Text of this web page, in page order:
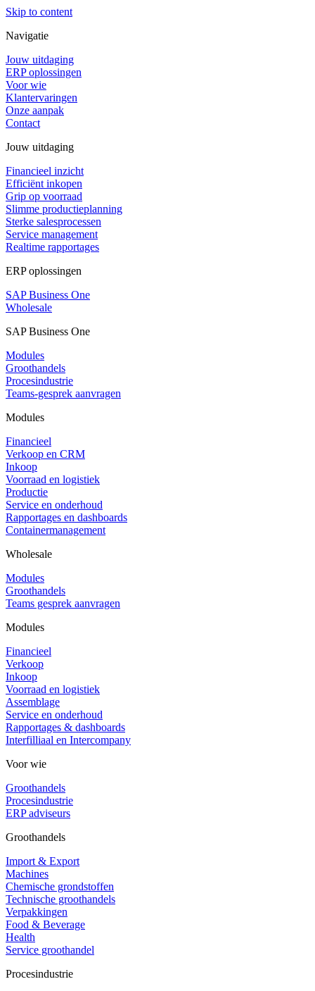
Skip to content
Navigatie
Jouw uitdaging
ERP oplossingen
Voor wie
Klantervaringen
Onze aanpak
Contact
Jouw uitdaging
Financieel inzicht
Efficiënt inkopen
Grip op voorraad
Slimme productieplanning
Sterke salesprocessen
Service management
Realtime rapportages
ERP oplossingen
SAP Business One
Wholesale
SAP Business One
Modules
Groothandels
Procesindustrie
Teams-gesprek aanvragen
Modules
Financieel
Verkoop en CRM
Inkoop
Voorraad en logistiek
Productie
Service en onderhoud
Rapportages en dashboards
Containermanagement
Wholesale
Modules
Groothandels
Teams gesprek aanvragen
Modules
Financieel
Verkoop
Inkoop
Voorraad en logistiek
Assemblage
Service en onderhoud
Rapportages & dashboards
Interfilliaal en Intercompany
Voor wie
Groothandels
Procesindustrie
ERP adviseurs
Groothandels
Import & Export
Machines
Chemische grondstoffen
Technische groothandels
Verpakkingen
Food & Beverage
Health
Service groothandel
Procesindustrie